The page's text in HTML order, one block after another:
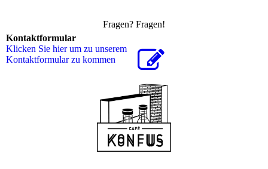
Fragen? Fragen!
Kontaktformular
Klicken Sie hier um zu unserem
Kon­takt­for­mu­lar zu kommen